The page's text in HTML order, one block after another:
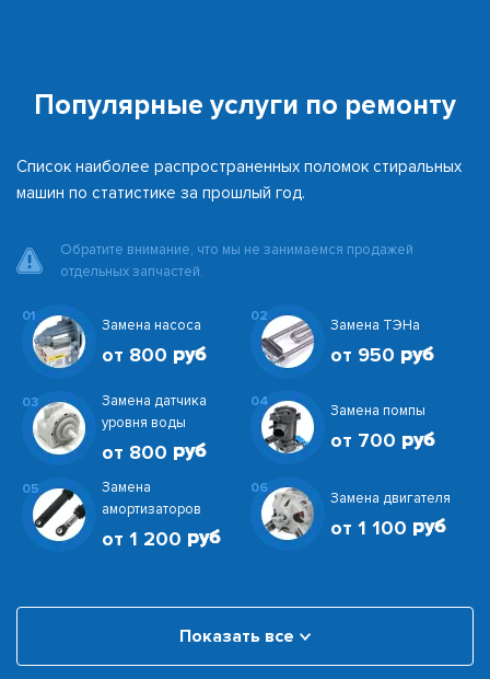
Популярные услуги по ремонту
Список наиболее распространенных поломок стиральных
машин по статистике за прошлый год.
Обратите внимание, что мы не занимаемся продажей
отдельных запчастей.
01
Замена насоса
от 800
02
Замена ТЭНа
от 950
03
Замена датчика
уровня воды
от 800
04
Замена помпы
от 700
05
Замена
амортизаторов
от 1 200
06
Замена двигателя
от 1 100
Показать все